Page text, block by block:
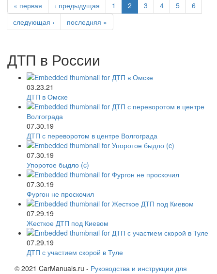
« первая ‹ предыдущая 1 2 3 4 5
6
следующая ›
последняя »
ДТП в России
03.23.21
ДТП в Омске
07.30.19
ДТП с переворотом в центре Волгограда
07.30.19
Упоротое быдло (c)
07.30.19
Фургон не проскочил
07.29.19
Жесткое ДТП под Киевом
07.29.19
ДТП с участием скорой в Туле
© 2021 CarManuals.ru - Руководства и инструкции для